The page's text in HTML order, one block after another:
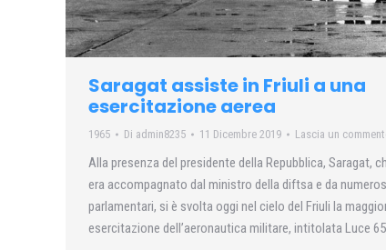
Saragat assiste in Friuli a una
esercitazione aerea
1965 Di admin8235 11 Dicembre 2019 Lascia un
Alla presenza del presidente della Repubblica, Saragat,
era accompagnato dal ministro della diftsa e da
parlamentari, si è svolta oggi nel cielo del Friuli la
esercitazione dell’aeronautica militare, intitolata Luce 65.